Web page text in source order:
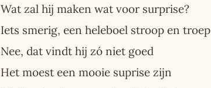
Wat zal hij maken wat voor surprise?
Iets smerig, een heleboel stroop en troep
Nee, dat vindt hij zó niet goed
Het moest een mooie suprise zijn